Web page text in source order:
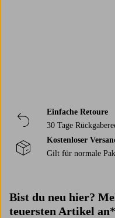
Einfache Retoure
30 Tage
Kostenloser
Gilt für normale
Bist du neu hier?
teuersten Artikel an*